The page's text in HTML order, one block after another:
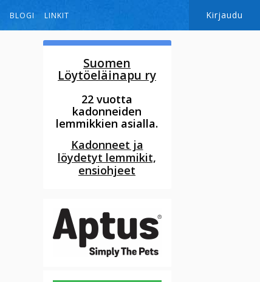
BLOGI LINKIT Kirjaudu
Suomen
Löytöeläinapu ry
22 vuotta
kadonneiden
lemmikkien asialla.
Kadonneet ja
löydetyt lemmikit,
ensiohjeet